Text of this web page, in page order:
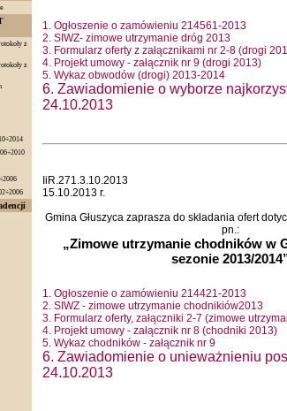
z
z
1. Ogłoszenie o zamówieniu 214561-2013
2. SIWZ- zimowe utrzymanie dróg 2013
3. Formularz oferty z załącznikami nr 2-8 (drogi
4. Projekt umowy - załącznik nr 9 (drogi 2013)
5. Wykaz obwodów (drogi) 2013-2014
6. Zawiadomienie o wyborze
24.10.2013
IiR.271.3.10.2013
15.10.2013 r.
Gmina Głuszyca zaprasza do składania ofert
pn.:
„Zimowe utrzymanie chodników w
sezonie 2013/
1. Ogłoszenie o zamówieniu 214421-2013
2. SIWZ - zimowe utrzymanie chodnikiów2013
3. Formularz oferty, załączniki 2-7 (zimowe
4. Projekt umowy - załącznik nr 8 (chodniki 2013)
5. Wykaz chodników - załącznik nr 9
6. Zawiadomienie o unieważnieniu
24.10.2013